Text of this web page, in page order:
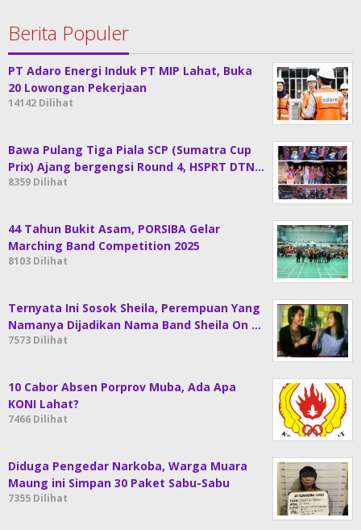
Berita Populer
PT Adaro Energi Induk PT MIP Lahat, Buka
20 Lowongan Pekerjaan
14142 Dilihat
Bawa Pulang Tiga Piala SCP (Sumatra Cup
Prix) Ajang bergengsi Round 4, HSPRT DTN…
8359 Dilihat
44 Tahun Bukit Asam, PORSIBA Gelar
Marching Band Competition 2025
8103 Dilihat
Ternyata Ini Sosok Sheila, Perempuan Yang
Namanya Dijadikan Nama Band Sheila On …
7573 Dilihat
10 Cabor Absen Porprov Muba, Ada Apa
KONI Lahat?
7466 Dilihat
Diduga Pengedar Narkoba, Warga Muara
Maung ini Simpan 30 Paket Sabu-Sabu
7355 Dilihat